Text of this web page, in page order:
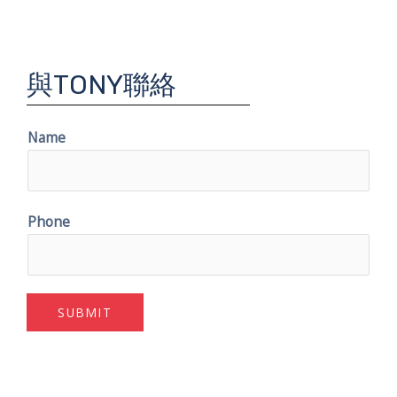
與TONY聯絡
Name
Phone
SUBMIT